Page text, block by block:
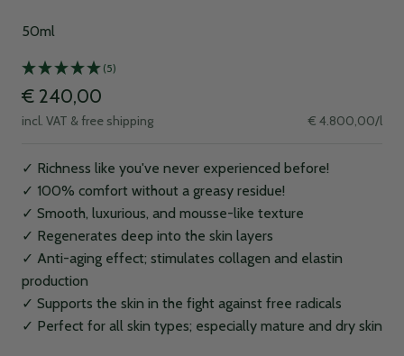
50ml
(5)
Sale
price
€ 240,00
incl. VAT & free shipping € 4.800,00/l
✓ Richness like you've never experienced before!
✓ 100% comfort without a greasy residue!
✓ Smooth, luxurious, and mousse-like texture
✓ Regenerates deep into the skin layers
✓ Anti-aging effect; stimulates collagen and elastin
production
✓ Supports the skin in the fight against free radicals
✓ Perfect for all skin types; especially mature and dry skin